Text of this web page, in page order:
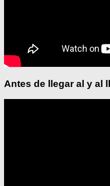
Antes de llegar al y al